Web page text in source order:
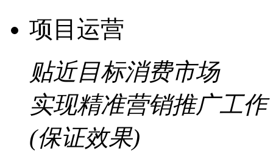
项目运营
贴近目标消费市场
实现精准营销推广工作
(保证效果)